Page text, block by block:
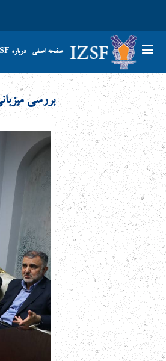
صفحه اصلی درباره IZSF
بررسی